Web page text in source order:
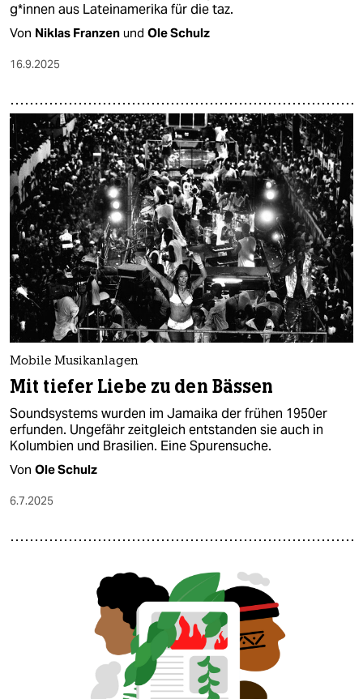
g*in­nen aus Lateinamerika für die taz.
Von Niklas Franzen und Ole Schulz
16.9.2025
Mobile Musikanlagen
Mit tiefer Liebe zu den Bässen
Soundsystems wurden im Jamaika der frühen 1950er
erfunden. Ungefähr zeitgleich entstanden sie auch in
Kolumbien und Brasilien. Eine Spurensuche.
Von Ole Schulz
6.7.2025